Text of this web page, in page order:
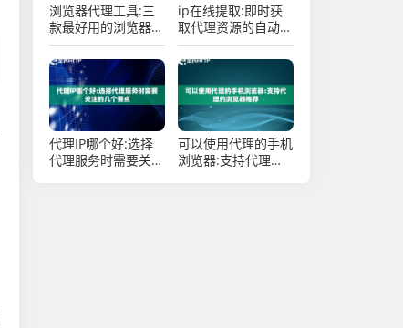
浏览器代理工具:三
款最好用的浏览器代
理插件推荐
ip在线提取:即时获
取代理资源的自动化
接口应用
代理IP哪个好:选择
代理服务时需要关注
可以使用代理的手机
浏览器:支持代理的